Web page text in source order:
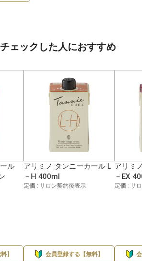
ェックした人におすすめ
ル
】
アリミノ タンニーカール L
－H 400ml
定価 : サロン契約後表示
会員登録する【無料】
アリミ
－EX
定価 : サ